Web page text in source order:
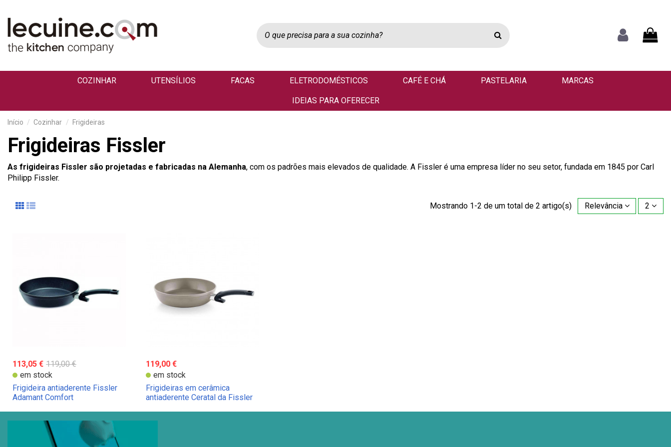
COZINHAR UTENSÍLIOS FACAS ELETRODOMÉSTICOS CAFÉ E CHÁ PASTELARIA MARCAS
IDEIAS PARA OFERECER
Início Cozinhar Frigideiras
Frigideiras Fissler
As frigideiras Fissler são projetadas e fabricadas na Alemanha, com os padrões mais elevados de qualidade. A Fissler é uma empresa líder no seu setor, fundada em 1845 por Carl
Philipp Fissler.
Mostrando 1-2 de um total de 2 artigo(s) Relevância 2
113,05 € 119,00 €
em stock
Frigideira antiaderente Fissler
Adamant Comfort
119,00 €
em stock
Frigideiras em cerâmica
antiaderente Ceratal da Fissler